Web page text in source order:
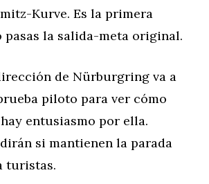
Kurve. Es la primera
pasas la salida-meta original.
de Nürburgring va a
piloto para ver cómo
entusiasmo por ella.
si mantienen la parada
turistas.